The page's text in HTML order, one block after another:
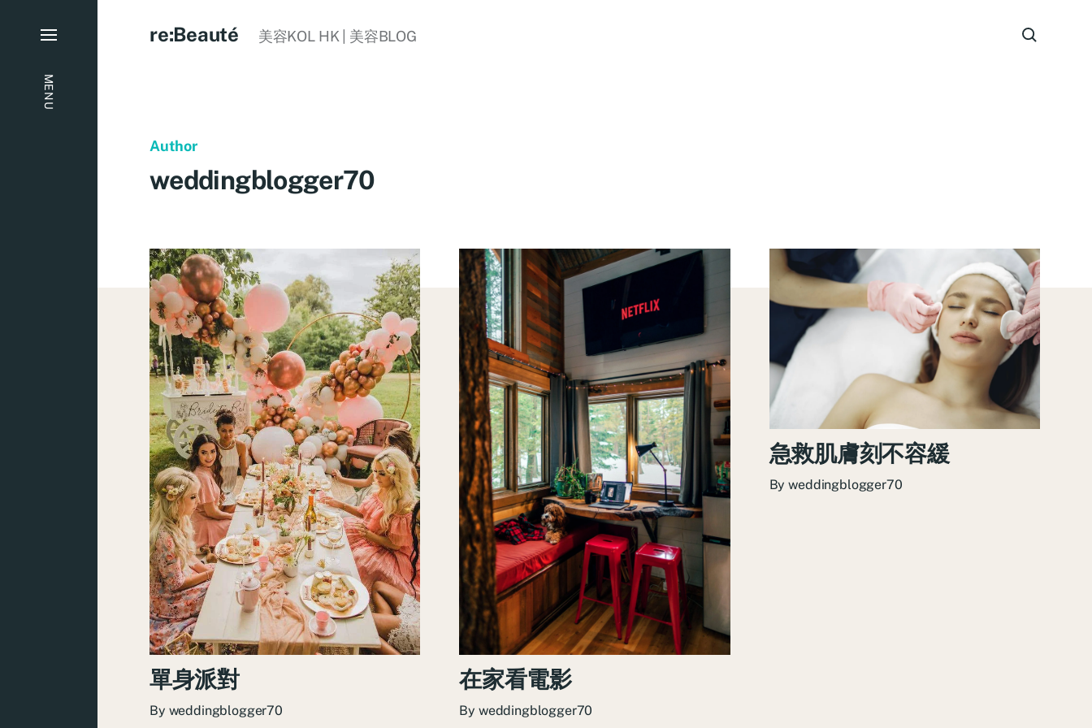
MENU
re:Beauté 美容KOL HK | 美容BLOG
Author
weddingblogger70
單身派對
By weddingblogger70
在家看電影
By weddingblogger70
急救肌膚刻不容緩
Byweddingblogger70